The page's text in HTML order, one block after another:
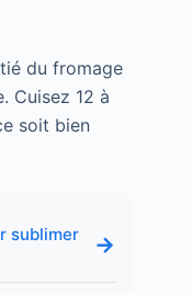
du fromage
Cuisez 12 à
soit bien
sublimer
→